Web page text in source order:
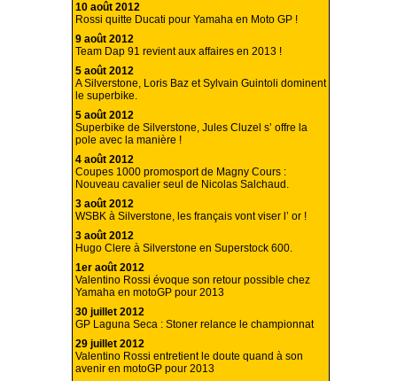
10 août 2012
Rossi quitte Ducati pour Yamaha en Moto GP !
9 août 2012
Team Dap 91 revient aux affaires en 2013 !
5 août 2012
A Silverstone, Loris Baz et Sylvain Guintoli dominent
le superbike.
5 août 2012
Superbike de Silverstone, Jules Cluzel s’ offre la
pole avec la manière !
4 août 2012
Coupes 1000 promosport de Magny Cours :
Nouveau cavalier seul de Nicolas Salchaud.
3 août 2012
WSBK à Silverstone, les français vont viser l’ or !
3 août 2012
Hugo Clere à Silverstone en Superstock 600.
1er août 2012
Valentino Rossi évoque son retour possible chez
Yamaha en motoGP pour 2013
30 juillet 2012
GP Laguna Seca : Stoner relance le championnat
29 juillet 2012
Valentino Rossi entretient le doute quand à son
avenir en motoGP pour 2013